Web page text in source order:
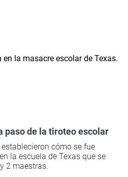
paso de la tiroteo escolar
cómo se fue
la escuela de Texas que se
2 maestras.